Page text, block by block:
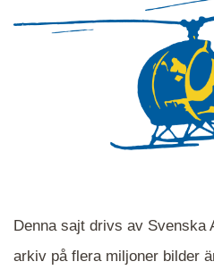
Denna sajt drivs av Svenska
arkiv på flera miljoner bilder